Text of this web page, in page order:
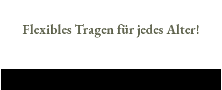
Flexibles Tragen für jedes Alter!